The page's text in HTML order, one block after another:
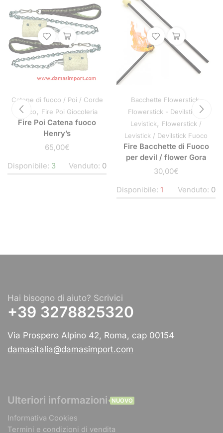
Catene di fuoco / Poi / Corde
Fuoco, Fire Poi Giocoleria
Fire Poi Catena fuoco
Henry’s
65,00€
Disponibile: 3 Venduto: 0
Bacchette Flowerstick
Flowerstick - Devilstick -
Levistick, Flowerstick /
Levistick / Devilstick Fuoco
Fire Bacchette di Fuoco
per devil / flower Gora
30,00€
Disponibile: 1 Venduto: 0
Hai bisogno di aiuto? Scrivici
+39 3278825320
Via Prospero Alpino 42, Roma, cap 00154
damasitalia@damasimport.com
Ulteriori informazioni NUOVO
Informativa Cookies
Termini e condizioni di vendita